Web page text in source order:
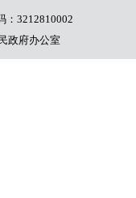
：3212810002
政府办公室